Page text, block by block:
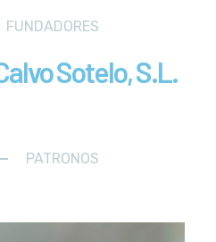
FUNDADORES
Sotelo, S.L.
PATRONOS